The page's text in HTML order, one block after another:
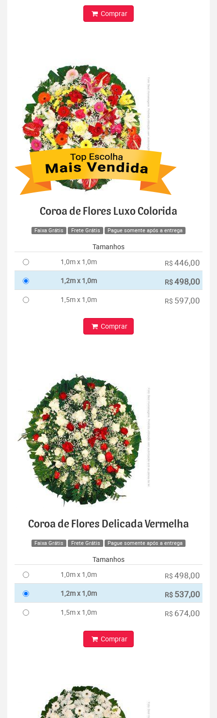
Comprar
Coroa de Flores Luxo Colorida
Faixa Grátis Frete Grátis Pague somente após a entrega
Tamanhos
1,0m x 1,0m
R$ 446,00
1,2m x 1,0m R$498,00
1,5m x 1,0m R$ 597,00
Comprar
Coroa de Flores Delicada Vermelha
Faixa Grátis Frete Grátis Pague somente após a entrega
Tamanhos
1,0m x 1,0m
R$ 498,00
1,2m x 1,0m R$ 537,00
1,5m x 1,0m R$ 674,00
Comprar